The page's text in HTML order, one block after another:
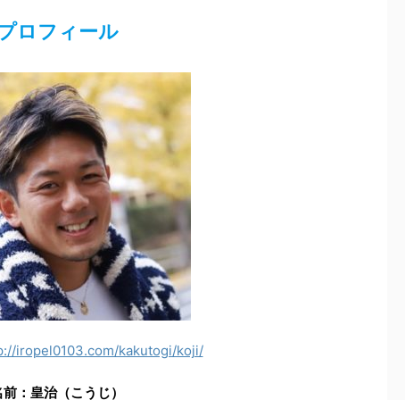
ロフィール
iropel0103.com/kakutogi/koji/
：皇治（こうじ）